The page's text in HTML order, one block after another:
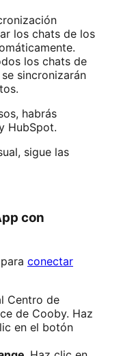
los chats de los
los chats de
sincronizarán
habrás
HubSpot.
sigue las
con
conectar
Centro de
de Cooby. Haz
en el botón